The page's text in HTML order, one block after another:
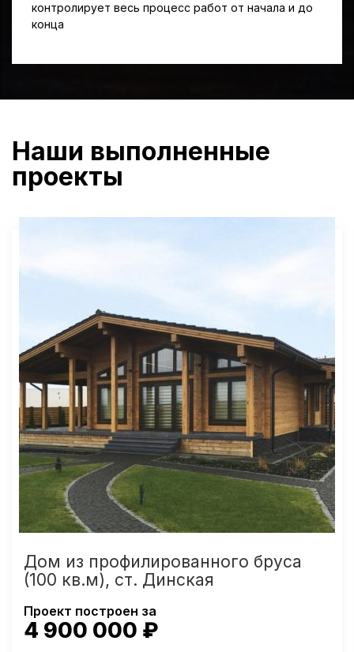
контролирует весь процесс работ от начала и до
конца
Наши выполненные
проекты
Дом из профилированного бруса
(100 кв.м), ст. Динская
Проект построен за
4 900 000 ₽